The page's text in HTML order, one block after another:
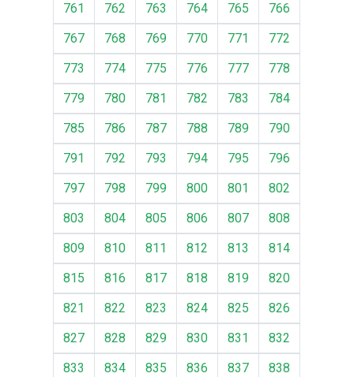
761
762 763 764 765
766
767
768 769 770 771
772
773
774 775 776 777
778
779
780 781 782 783
784
785
786 787 788 789
790
791
792 793 794 795
796
797
798 799 800 801
802
803
804 805 806 807
808
809
810 811 812 813
814
815
816 817 818 819
820
821
822 823 824 825
826
827
828 829 830 831
832
833
834 835 836 837 838